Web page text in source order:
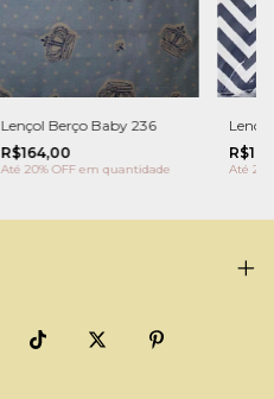
Lençol Berço Baby 236
R$164,00
Até 20% OFF em quantidade Até